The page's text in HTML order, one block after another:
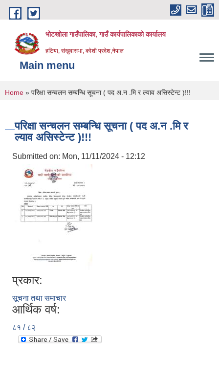
Skip to main content
भोटखोला गाउँपालिका, गाउँ कार्यपालिकाको कार्यालय
हटिया, संखुवासभा, कोशी प्रदेश,नेपाल
Main menu
You are here
Home » परिक्षा सन्चलन सम्बन्धि सूचना ( पद अ.न .मि र ल्याव असिस्टेन्ट )!!!
परिक्षा सन्चलन सम्बन्धि सूचना ( पद अ.न .मि र
ल्याव असिस्टेन्ट )!!!
Submitted on: Mon, 11/11/2024 - 12:12
प्रकार:
सूचना तथा समाचार
आर्थिक वर्ष:
८१ / ८२